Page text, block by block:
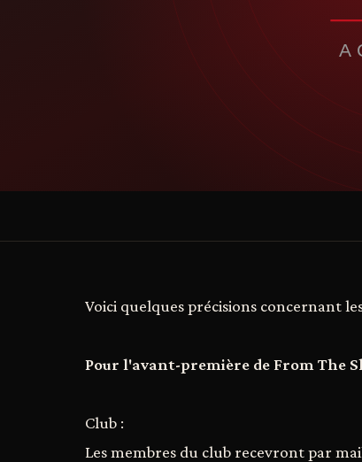
Voici quelques précisions concernant
Pour l'avant-première de From The
Club :
Les membres du club recevront par